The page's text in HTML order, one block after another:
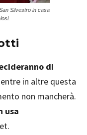
Silvestro in casa
di
in altre questa
non mancherà.
usa